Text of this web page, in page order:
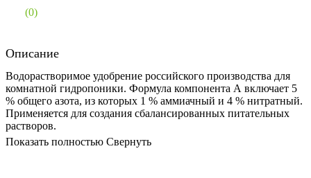
(0)
Описание
Водорастворимое удобрение российского производства для
комнатной гидропоники. Формула компонента А включает 5
% общего азота, из которых 1 % аммиачный и 4 % нитратный.
Применяется для создания сбалансированных питательных
растворов.
Показать полностью Свернуть